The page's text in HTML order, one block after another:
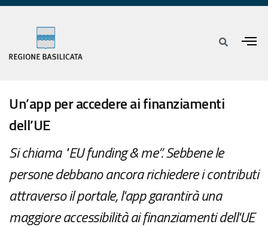
Un’app per accedere ai finanziamenti
dell’UE
Si chiama "EU funding & me”. Sebbene le
persone debbano ancora richiedere i contributi
attraverso il portale, l'app garantirà una
maggiore accessibilità ai finanziamenti dell'UE